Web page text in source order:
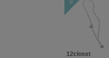
12closet